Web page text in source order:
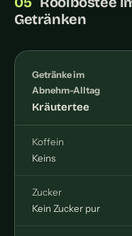
Getränken
Getränke im
Abnehm-Alltag
Kräutertee
Koffein
Keins
Zucker
Kein Zucker pur